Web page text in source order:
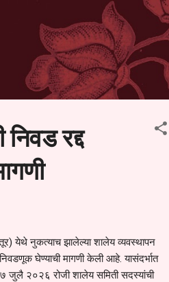
रद्द
येथे नुकत्याच झालेल्या शालेय व्यवस्थापन
घेण्याची मागणी केली आहे. यासंदर्भात
जुलै २०२६ रोजी शालेय समिती सदस्यांची